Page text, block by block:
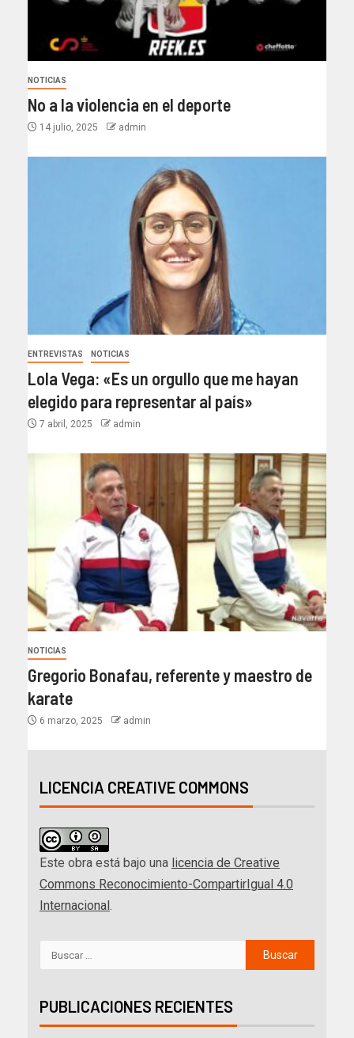
NOTICIAS
No a la violencia en el deporte
14 julio, 2025 admin
ENTREVISTAS NOTICIAS
Lola Vega: «Es un orgullo que me hayan
elegido para representar al país»
7 abril, 2025 admin
NOTICIAS
Gregorio Bonafau, referente y maestro de
karate
6 marzo, 2025 admin
LICENCIA CREATIVE COMMONS
Este obra está bajo una licencia de Creative
Commons Reconocimiento-CompartirIgual 4.0
Internacional.
PUBLICACIONES RECIENTES